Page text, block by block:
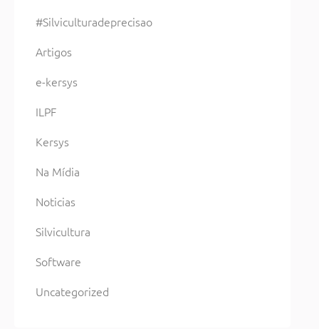
#Silviculturadeprecisao
Artigos
e-kersys
ILPF
Kersys
Na Mídia
Noticias
Silvicultura
Software
Uncategorized